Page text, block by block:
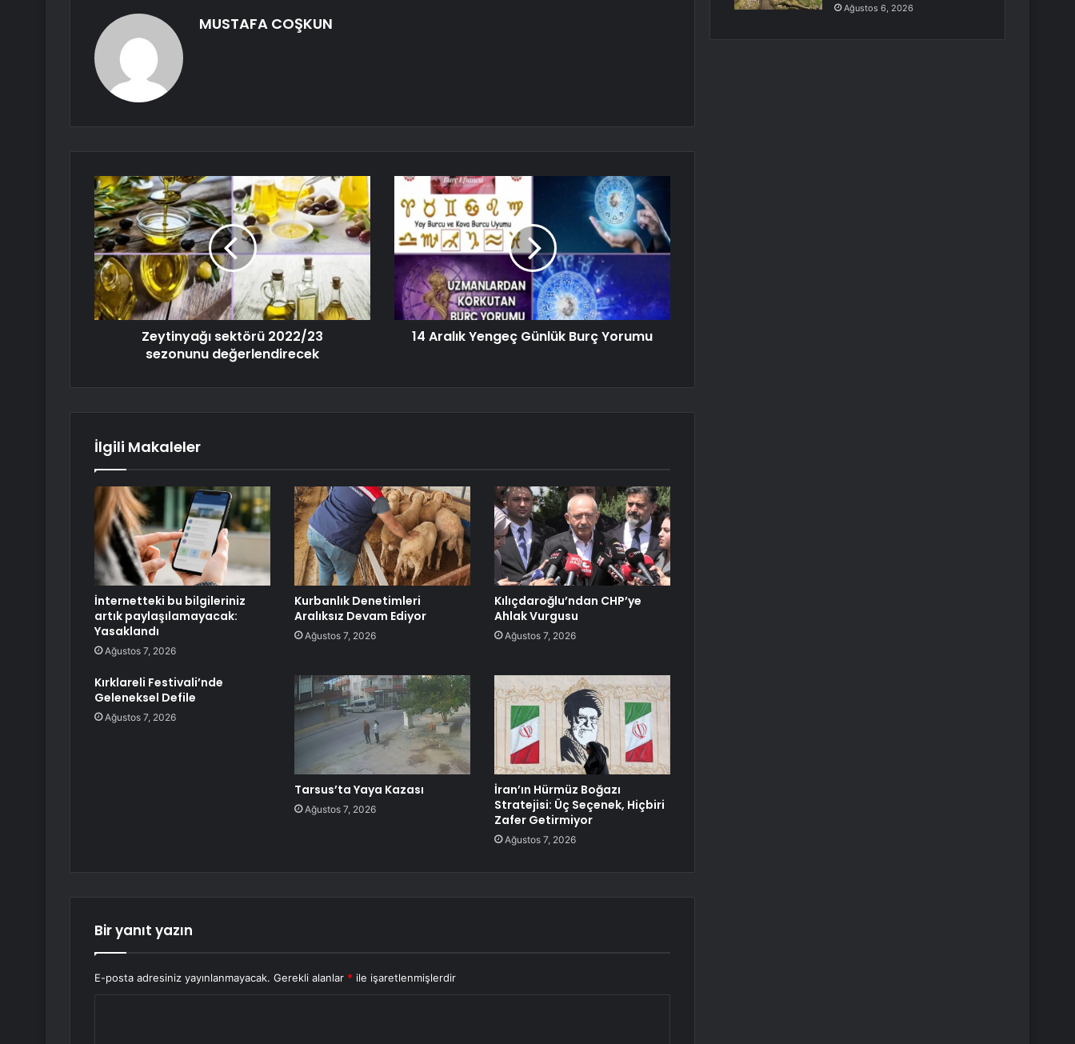
MUSTAFA COŞKUN
Zeytinyağı sektörü 2022/23
sezonunu değerlendirecek
14 Aralık Yengeç Günlük Burç Yorumu
İlgili Makaleler
İnternetteki bu bilgileriniz
artık paylaşılamayacak:
Yasaklandı
Ağustos 7, 2026
Kurbanlık Denetimleri
Aralıksız Devam Ediyor
Ağustos 7, 2026
Kılıçdaroğlu’ndan CHP’ye
Ahlak Vurgusu
Ağustos 7, 2026
Kırklareli Festivali’nde
Geleneksel Defile
Ağustos 7, 2026
Tarsus’ta Yaya Kazası
Ağustos 7, 2026
İran’ın Hürmüz Boğazı
Stratejisi: Üç Seçenek, Hiçbiri
Zafer Getirmiyor
Ağustos 7, 2026
Bir yanıt yazın
E-posta adresiniz yayınlanmayacak. Gerekli alanlar * ile işaretlenmişlerdir
Ağustos 6, 2026